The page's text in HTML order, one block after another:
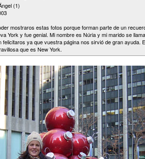
(1)
mostraros estas fotos porque forman parte de un
York y fue genial. Mi nombre es Núria y mi marido se
felicitaros ya que vuestra página nos sirvió de gran ayuda.
que es New York.